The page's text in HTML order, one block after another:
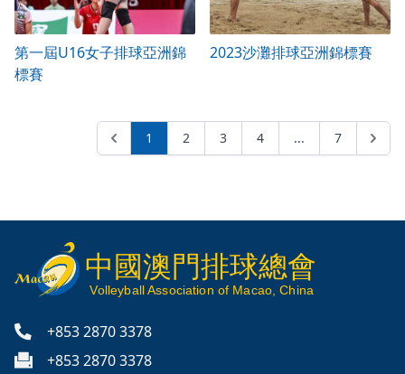
第一屆U16女子排球亞洲錦
標賽
2023沙灘排球亞洲錦標賽
1 2 3 4 ... 7
中國澳門排球總會
Volleyball Association of Macao, China
+853 2870 3378
+853 2870 3378